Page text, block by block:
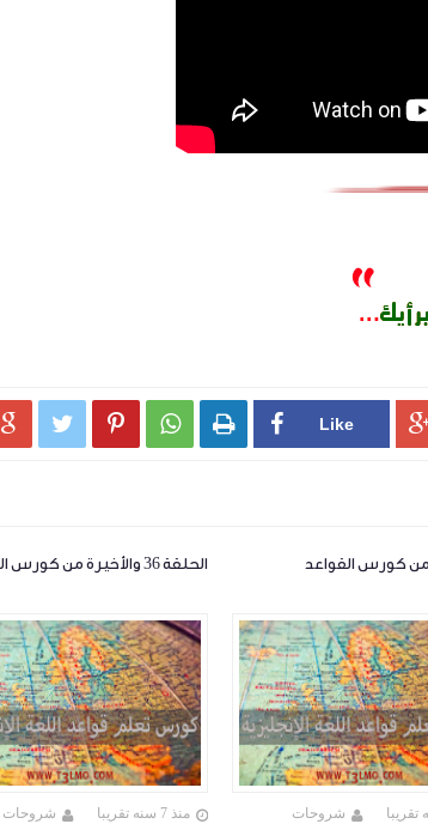
    
الحلقة 36 والأخيرة من كورس القواعد
منذ 7 سنه تقريبا شروحات شروحات